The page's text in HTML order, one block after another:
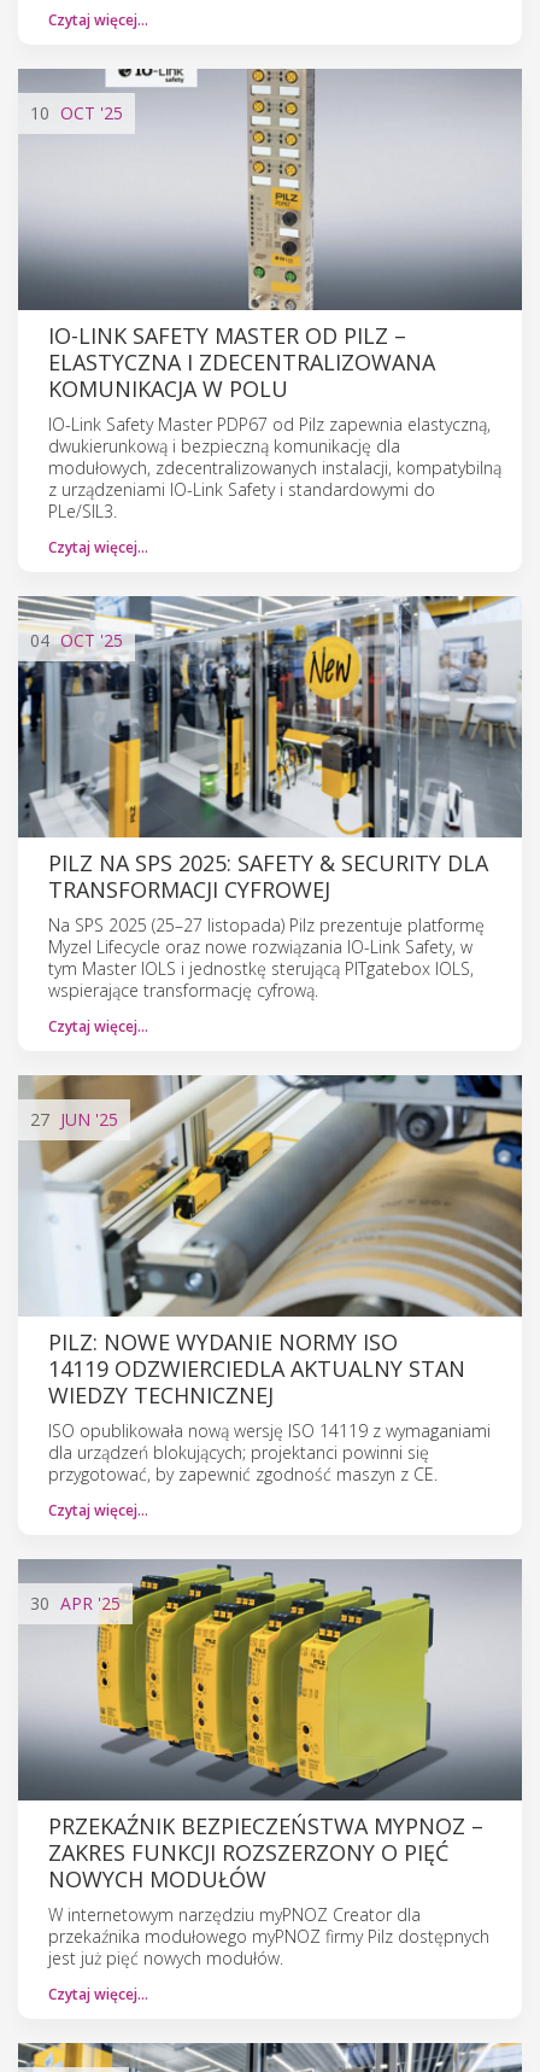
Czytaj więcej…
10 OCT '25
IO-LINK SAFETY MASTER OD PILZ –
ELASTYCZNA I ZDECENTRALIZOWANA
KOMUNIKACJA W POLU
IO-Link Safety Master PDP67 od Pilz zapewnia elastyczną,
dwukierunkową i bezpieczną komunikację dla
modułowych, zdecentralizowanych instalacji, kompatybilną
z urządzeniami IO-Link Safety i standardowymi do
PLe/SIL3.
Czytaj więcej…
04 OCT '25
PILZ NA SPS 2025: SAFETY & SECURITY DLA
TRANSFORMACJI CYFROWEJ
Na SPS 2025 (25–27 listopada) Pilz prezentuje platformę
Myzel Lifecycle oraz nowe rozwiązania IO-Link Safety, w
tym Master IOLS i jednostkę sterującą PITgatebox IOLS,
wspierające transformację cyfrową.
Czytaj więcej…
27 JUN '25
PILZ: NOWE WYDANIE NORMY ISO
14119 ODZWIERCIEDLA AKTUALNY STAN
WIEDZY TECHNICZNEJ
ISO opublikowała nową wersję ISO 14119 z wymaganiami
dla urządzeń blokujących; projektanci powinni się
przygotować, by zapewnić zgodność maszyn z CE.
Czytaj więcej…
30 APR '25
PRZEKAŹNIK BEZPIECZEŃSTWA MYPNOZ –
ZAKRES FUNKCJI ROZSZERZONY O PIĘĆ
NOWYCH MODUŁÓW
W internetowym narzędziu myPNOZ Creator dla
przekaźnika modułowego myPNOZ firmy Pilz dostępnych
jest już pięć nowych modułów.
Czytaj więcej…